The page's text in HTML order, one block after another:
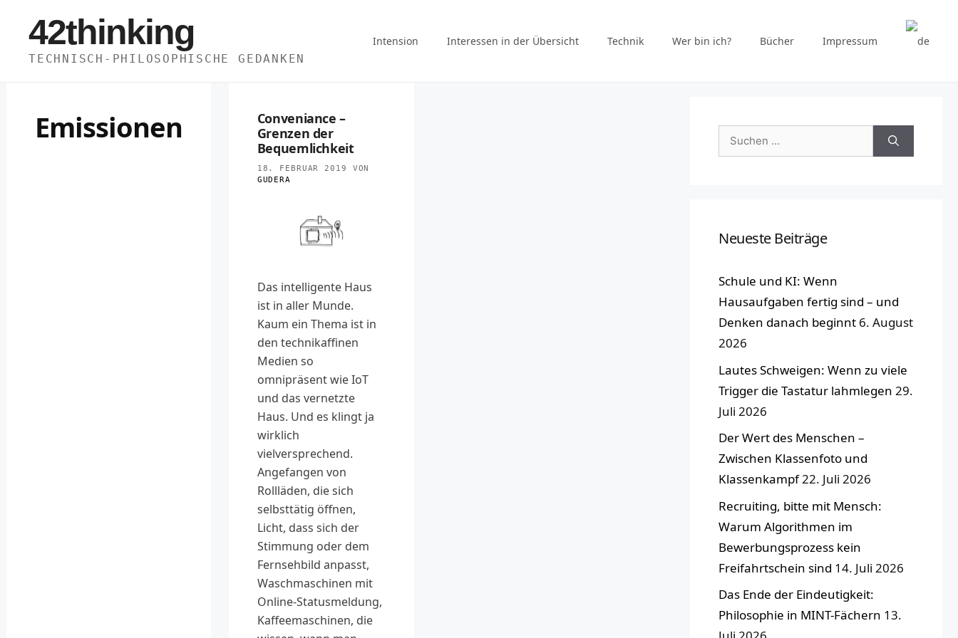
Inhalt
springen
42thinking
TECHNISCH-PHILOSOPHISCHE GEDANKEN
Intension Interessen in der Übersicht Technik Wer bin ich? Bücher Impressum
Emissionen
Conveniance –
Grenzen der
Bequemlichkeit
18. FEBRUAR 2019
VON
GUDERA
Das intelligente Haus
ist in aller Munde.
Kaum ein Thema ist in
den technikaffinen
Medien so
omnipräsent wie IoT
und das vernetzte
Haus. Und es klingt ja
wirklich
vielversprechend.
Angefangen von
Rollläden, die sich
selbsttätig öffnen,
Licht, dass sich der
Stimmung oder dem
Fernsehbild anpasst,
Waschmaschinen mit
Online-Statusmeldung,
Kaffeemaschinen, die
Suchen
nach:
Neueste Beiträge
Schule und KI: Wenn
Hausaufgaben fertig sind – und
Denken danach beginnt 6. August
2026
Lautes Schweigen: Wenn zu viele
Trigger die Tastatur lahmlegen 29.
Juli 2026
Der Wert des Menschen –
Zwischen Klassenfoto und
Klassenkampf22. Juli 2026
Recruiting, bitte mit Mensch:
Warum Algorithmen im
Bewerbungsprozess kein
Freifahrtschein sind 14. Juli 2026
Das Ende der Eindeutigkeit:
Philosophie in MINT-Fächern 13.